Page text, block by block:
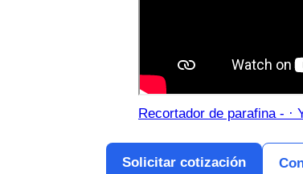
Recortador de parafina - ·
Solicitar cotización